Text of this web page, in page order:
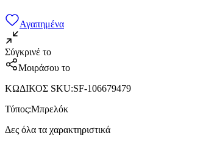
Αγαπημένα
Σύγκρινέ το
Μοιράσου το
ΚΩΔΙΚΟΣ SKU:SF-106679479
Τύπος:Μπρελόκ
Δες όλα τα χαρακτηριστικά